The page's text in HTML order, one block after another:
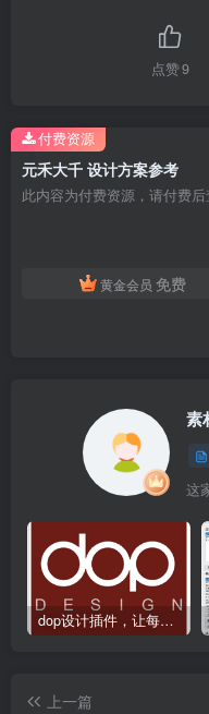
点赞9
元禾大千 设计方案参考
此内容为付费资源，请付费
黄金会员 免费
付费资源
素
这
dop设计插件，让每个设计师都能享受到CAD制图的乐趣
上一篇